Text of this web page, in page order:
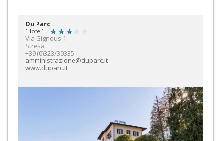
Du Parc
[Hotel]
Via Gignous 1
Stresa
+39 (0)323/30335
amministrazione@duparc.it
www.duparc.it